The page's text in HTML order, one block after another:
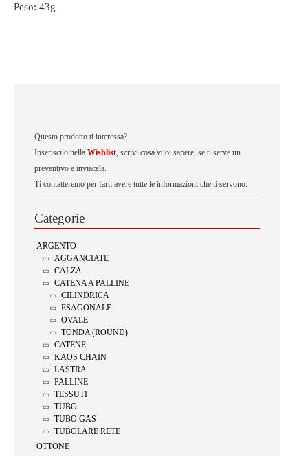
Questo prodotto ti interessa?
Inseriscilo nella Wishlist, scrivi cosa vuoi sapere, se ti serve un
preventivo e inviacela.
Ti contatteremo per farti avere tutte le informazioni che ti servono.
Categorie
ARGENTO
AGGANCIATE
CALZA
CATENA A PALLINE
CILINDRICA
ESAGONALE
OVALE
TONDA (ROUND)
CATENE
KAOS CHAIN
LASTRA
PALLINE
TESSUTI
TUBO
TUBO GAS
TUBOLARE RETE
OTTONE
Peso: 43g